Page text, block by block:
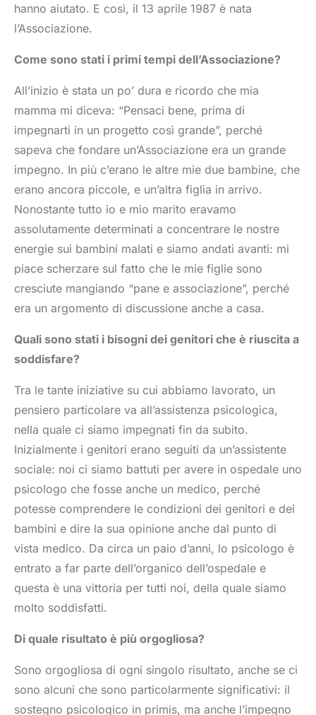
hanno aiutato. E così, il 13 aprile 1987 è nata
l’Associazione.
Come sono stati i primi tempi dell’Associazione?
All’inizio è stata un po’ dura e ricordo che mia
mamma mi diceva: “Pensaci bene, prima di
impegnarti in un progetto così grande”, perché
sapeva che fondare un’Associazione era un grande
impegno. In più c’erano le altre mie due bambine, che
erano ancora piccole, e un’altra figlia in arrivo.
Nonostante tutto io e mio marito eravamo
assolutamente determinati a concentrare le nostre
energie sui bambini malati e siamo andati avanti: mi
piace scherzare sul fatto che le mie figlie sono
cresciute mangiando “pane e associazione”, perché
era un argomento di discussione anche a casa.
Quali sono stati i bisogni dei genitori che è riuscita a
soddisfare?
Tra le tante iniziative su cui abbiamo lavorato, un
pensiero particolare va all’assistenza psicologica,
nella quale ci siamo impegnati fin da subito.
Inizialmente i genitori erano seguiti da un’assistente
sociale: noi ci siamo battuti per avere in ospedale uno
psicologo che fosse anche un medico, perché
potesse comprendere le condizioni dei genitori e dei
bambini e dire la sua opinione anche dal punto di
vista medico. Da circa un paio d’anni, lo psicologo è
entrato a far parte dell’organico dell’ospedale e
questa è una vittoria per tutti noi, della quale siamo
molto soddisfatti.
Di quale risultato è più orgogliosa?
Sono orgogliosa di ogni singolo risultato, anche se ci
sono alcuni che sono particolarmente significativi: il
sostegno psicologico in primis, ma anche l’impegno